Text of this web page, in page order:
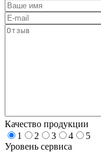
Качество продукции
1
2 3 4
5
Уровень сервиса